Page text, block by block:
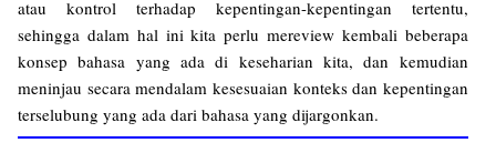
atau kontrol terhadap kepentingan-kepentingan tertentu,
sehingga dalam hal ini kita perlu mereview kembali beberapa
konsep bahasa yang ada di keseharian kita, dan kemudian
meninjau secara mendalam kesesuaian konteks dan kepentingan
terselubung yang ada dari bahasa yang dijargonkan.